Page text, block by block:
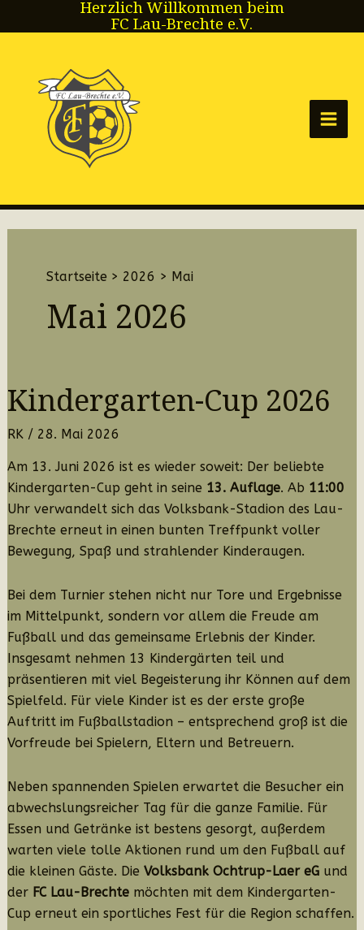
Inhalt
Herzlich Willkommen beim
FC Lau-Brechte e.V.
Main
Startseite 2026 Mai
Mai 2026
Kindergarten-Cup 2026
RK / 28. Mai 2026
Am 13. Juni 2026 ist es wieder soweit: Der beliebte
Kindergarten-Cup geht in seine 13. Auflage. Ab 11:00
Uhr verwandelt sich das Volksbank-Stadion des Lau-
Brechte erneut in einen bunten Treffpunkt voller
Bewegung, Spaß und strahlender Kinderaugen.
Bei dem Turnier stehen nicht nur Tore und Ergebnisse
im Mittelpunkt, sondern vor allem die Freude am
Fußball und das gemeinsame Erlebnis der Kinder.
Insgesamt nehmen 13 Kindergärten teil und
präsentieren mit viel Begeisterung ihr Können auf dem
Spielfeld. Für viele Kinder ist es der erste große
Auftritt im Fußballstadion – entsprechend groß ist die
Vorfreude bei Spielern, Eltern und Betreuern.
Neben spannenden Spielen erwartet die Besucher ein
abwechslungsreicher Tag für die ganze Familie. Für
Essen und Getränke ist bestens gesorgt, außerdem
warten viele tolle Aktionen rund um den Fußball auf
die kleinen Gäste. Die Volksbank Ochtrup-Laer eGund
der FC Lau-Brechtemöchten mit dem Kindergarten-
Cup erneut ein sportliches Fest für die Region schaffen.